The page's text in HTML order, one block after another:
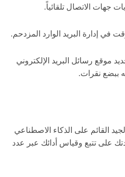
جهات الاتصال تلقائياً.
في إدارة البريد الوارد المزدحم.
موقع رسائل البريد الإلكتروني
ببضع نقرات.
القائم على الذكاء الاصطناعي
على تتبع وقياس أدائك عبر عدد